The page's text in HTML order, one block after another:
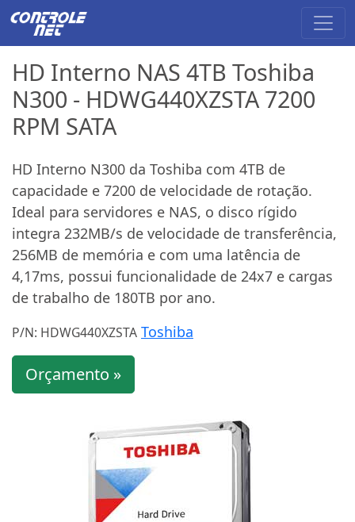
HD Interno NAS 4TB Toshiba
N300 - HDWG440XZSTA 7200
RPM SATA
HD Interno N300 da Toshiba com 4TB de
capacidade e 7200 de velocidade de rotação.
Ideal para servidores e NAS, o disco rígido
integra 232MB/s de velocidade de transferência,
256MB de memória e com uma latência de
4,17ms, possui funcionalidade de 24x7 e cargas
de trabalho de 180TB por ano.
P/N: HDWG440XZSTA Toshiba
Orçamento »